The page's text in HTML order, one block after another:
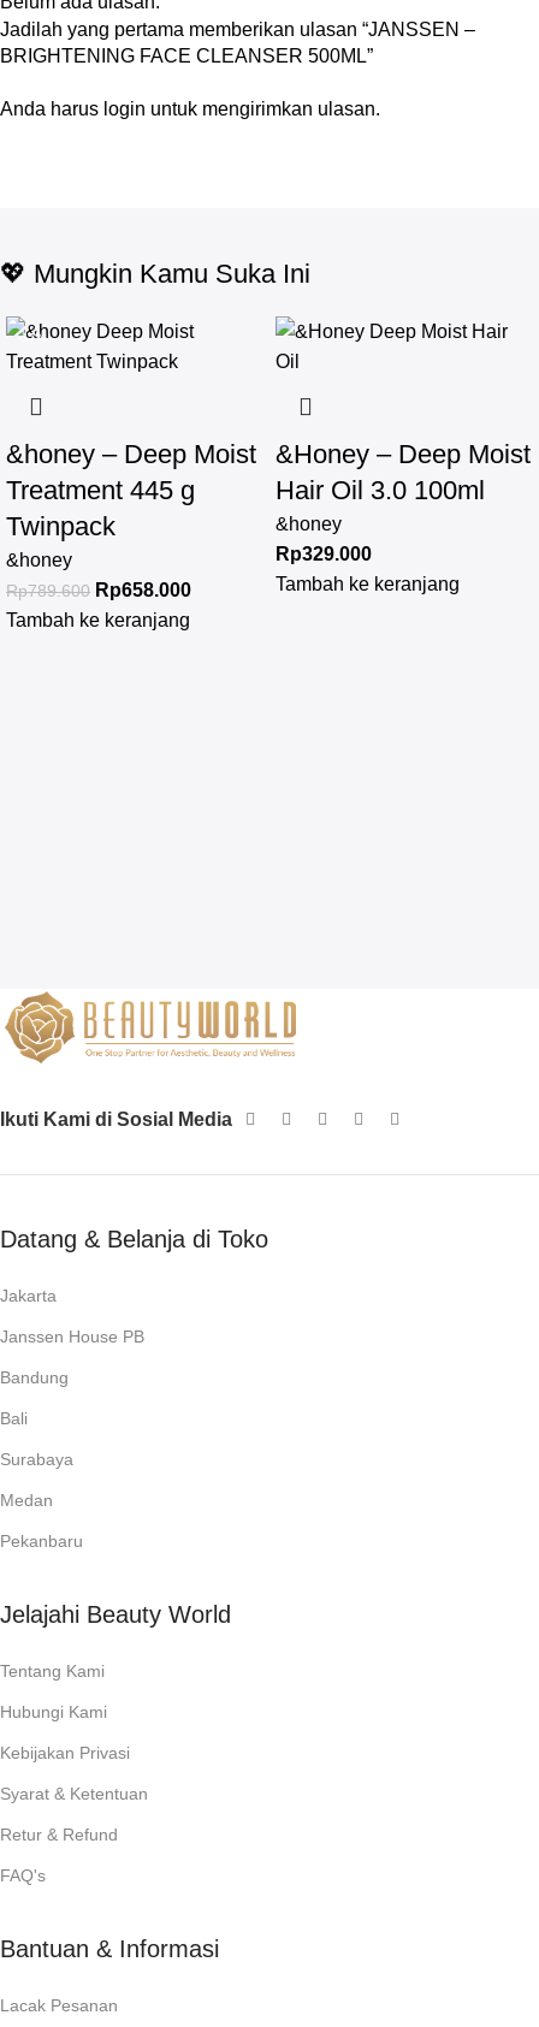
Jadilah yang pertama memberikan ulasan “JANSSEN –
BRIGHTENING FACE CLEANSER 500ML”
Anda harus login untuk mengirimkan ulasan.
💖 Mungkin Kamu Suka Ini
-17%
&honey – Deep Moist
Treatment 445 g
Twinpack
&honey
Rp789.600 Rp658.000
Tambah ke keranjang
&Honey – Deep Moist
Hair Oil 3.0 100ml
&honey
Rp329.000
Tambah ke keranjang
Ikuti Kami di Sosial Media
Datang & Belanja di Toko
Jakarta
Janssen House PB
Bandung
Bali
Surabaya
Medan
Pekanbaru
Jelajahi Beauty World
Tentang Kami
Hubungi Kami
Kebijakan Privasi
Syarat & Ketentuan
Retur & Refund
FAQ's
Bantuan & Informasi
Lacak Pesanan